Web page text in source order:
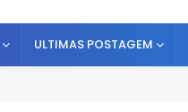
ULTIMAS POSTAGEM